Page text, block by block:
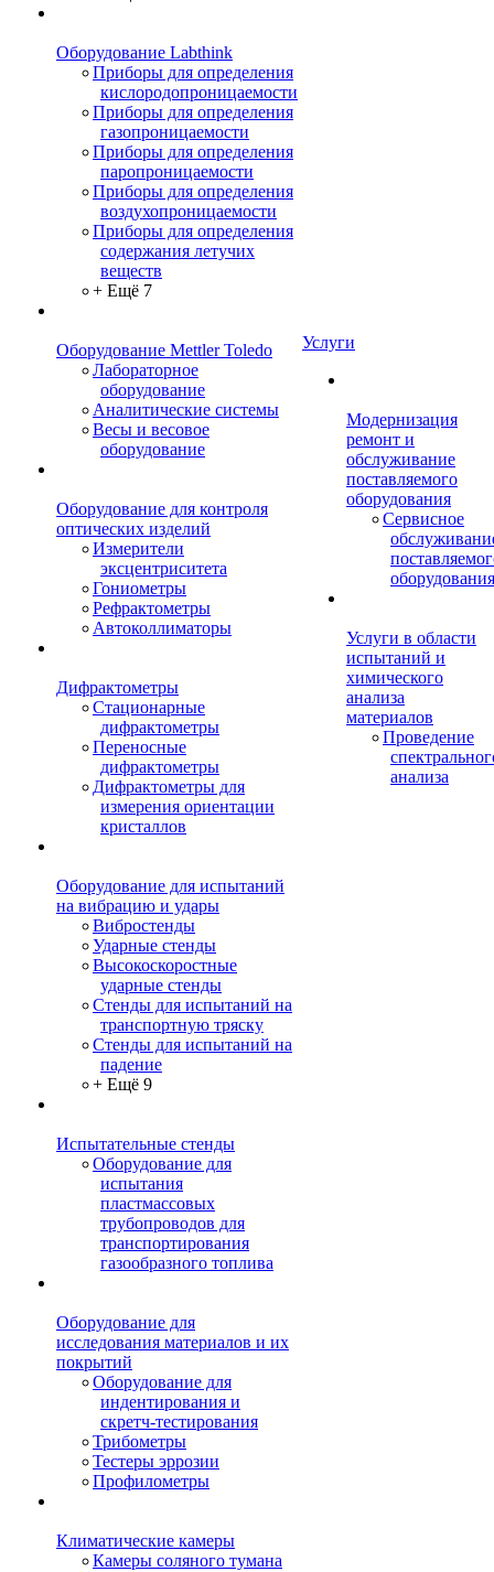
Оборудование Labthink
Приборы для определения
кислородопроницаемости
Приборы для определения
газопроницаемости
Приборы для определения
паропроницаемости
Приборы для определения
воздухопроницаемости
Приборы для определения
содержания летучих
веществ
+ Ещё 7
Оборудование Mettler Toledo
Лабораторное
оборудование
Аналитические системы
Весы и весовое
оборудование
Оборудование для контроля
оптических изделий
Измерители
эксцентриситета
Гониометры
Рефрактометры
Автоколлиматоры
Дифрактометры
Стационарные
дифрактометры
Переносные
дифрактометры
Дифрактометры для
измерения ориентации
кристаллов
Оборудование для испытаний
на вибрацию и удары
Вибростенды
Ударные стенды
Высокоскоростные
ударные стенды
Стенды для испытаний на
транспортную тряску
Стенды для испытаний на
падение
+ Ещё 9
Испытательные стенды
Оборудование для
испытания
пластмассовых
трубопроводов для
транспортирования
газообразного топлива
Оборудование для
исследования материалов и их
покрытий
Оборудование для
индентирования и
скретч-тестирования
Трибометры
Тестеры эррозии
Профилометры
Климатические камеры
Камеры соляного тумана
Услуги
Модернизация
ремонт и
обслуживание
поставляемого
оборудования
Сервисное
оборудования
Услуги в области
испытаний и
химического
анализа
материалов
Проведение
анализа